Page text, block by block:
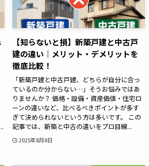
【知らないと損】新築戸建と中古戸
建の違い｜メリット・デメリットを
徹底比較！
「新築戸建と中古戸建、どちらが自分に合っ
ているのか分からない…」そうお悩みではあ
りませんか？ 価格・設備・資産価値・住宅ロ
ーンの違いなど、比べるべきポイントが多す
ぎて決められないという方は多いです。 この
記事では、新築と中古の違いをプロ目線...
2025年8月8日